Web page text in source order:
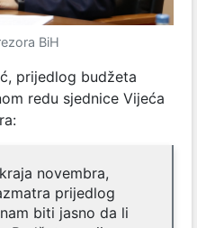
BiH
prijedlog budžeta
redu sjednice Vijeća
novembra,
prijedlog
biti jasno da li